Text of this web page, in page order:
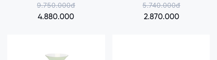
9.750.000đ
4.880.000
5.740.000đ
2.870.000